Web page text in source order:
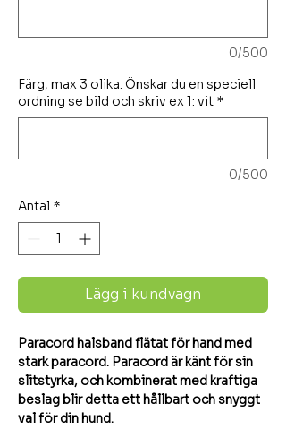
0/500
Färg, max 3 olika. Önskar du en speciell
ordning se bild och skriv ex 1: vit *
0/500
Antal *
Lägg i kundvagn
Paracord halsband flätat för hand med
stark paracord. Paracord är känt för sin
slitstyrka, och kombinerat med kraftiga
beslag blir detta ett hållbart och snyggt
val för din hund.